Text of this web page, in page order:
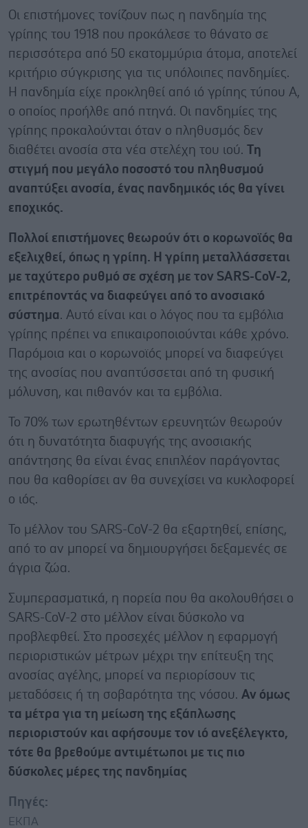
Οι επιστήμονες τονίζουν πως η πανδημία της
γρίπης του 1918 που προκάλεσε το θάνατο σε
περισσότερα από 50 εκατομμύρια άτομα, αποτελεί
κριτήριο σύγκρισης για τις υπόλοιπες πανδημίες.
Η πανδημία είχε προκληθεί από ιό γρίπης τύπου Α,
ο οποίος προήλθε από πτηνά. Οι πανδημίες της
γρίπης προκαλούνται όταν ο πληθυσμός δεν
διαθέτει ανοσία στα νέα στελέχη του ιού. Τη
στιγμή που μεγάλο ποσοστό του πληθυσμού
αναπτύξει ανοσία, ένας πανδημικός ιός θα γίνει
εποχικός.
Πολλοί επιστήμονες θεωρούν ότι ο κορωνοϊός θα
εξελιχθεί, όπως η γρίπη. Η γρίπη μεταλλάσσεται
με ταχύτερο ρυθμό σε σχέση με τον SARS-CoV-2,
επιτρέποντάς να διαφεύγει από το ανοσιακό
σύστημα. Αυτό είναι και ο λόγος που τα εμβόλια
γρίπης πρέπει να επικαιροποιούνται κάθε χρόνο.
Παρόμοια και ο κορωνοϊός μπορεί να διαφεύγει
της ανοσίας που αναπτύσσεται από τη φυσική
μόλυνση, και πιθανόν και τα εμβόλια.
Το 70% των ερωτηθέντων ερευνητών θεωρούν
ότι η δυνατότητα διαφυγής της ανοσιακής
απάντησης θα είναι ένας επιπλέον παράγοντας
που θα καθορίσει αν θα συνεχίσει να κυκλοφορεί
ο ιός.
Το μέλλον του SARS-CoV-2 θα εξαρτηθεί, επίσης,
από το αν μπορεί να δημιουργήσει δεξαμενές σε
άγρια ζώα.
Συμπερασματικά, η πορεία που θα ακολουθήσει ο
SARS-CoV-2 στο μέλλον είναι δύσκολο να
προβλεφθεί. Στο προσεχές μέλλον η εφαρμογή
περιοριστικών μέτρων μέχρι την επίτευξη της
ανοσίας αγέλης, μπορεί να περιορίσουν τις
μεταδόσεις ή τη σοβαρότητα της νόσου. Αν όμως
τα μέτρα για τη μείωση της εξάπλωσης
περιοριστούν και αφήσουμε τον ιό ανεξέλεγκτο,
τότε θα βρεθούμε αντιμέτωποι με τις πιο
δύσκολες μέρες της πανδημίας
Πηγές:
ΕΚΠΑ